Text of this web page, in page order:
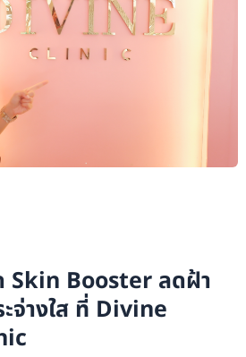
Skin Booster ลดฝ้า
จ่างใส ที่ Divine